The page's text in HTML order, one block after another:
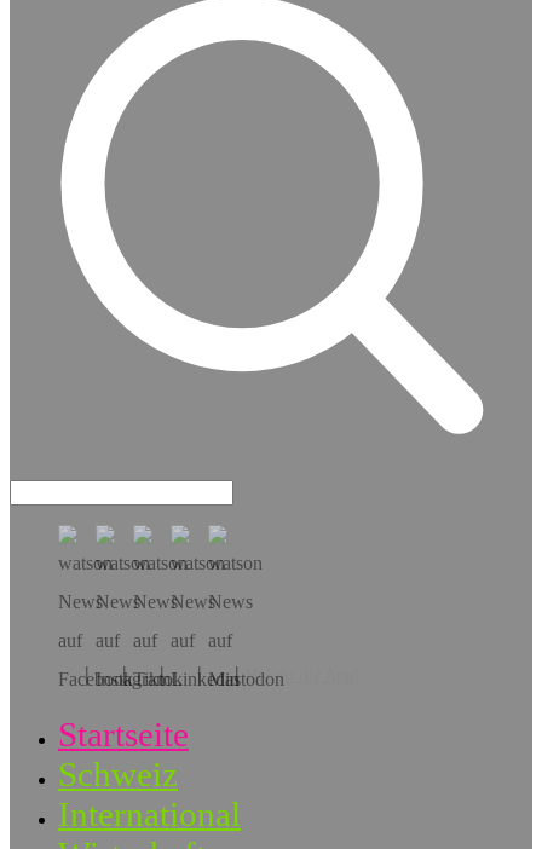
Hol dir die App!
Startseite
Schweiz
International